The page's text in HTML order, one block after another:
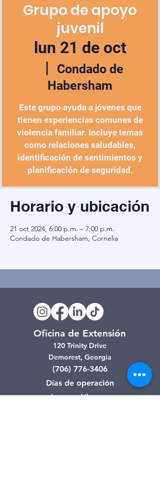
Grupo de apoyo
juvenil
lun 21 de oct
  |
Condado de
Habersham
Este grupo ayuda a jóvenes que
tienen experiencias comunes de
violencia familiar. Incluye temas
como relaciones saludables,
identificación de sentimientos y
planificación de seguridad.
Horario y ubicación
21 oct 2024, 6:00 p.m. – 7:00 p.m.
Condado de Habersham, Cornelia
Oficina de Extensión
120 Trinity Drive
Demorest, Georgia
(706) 776-3406
Días de operación
Lunes – Viernes